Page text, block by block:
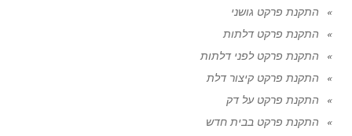
התקנת פרקט גושני
התקנת פרקט דלתות
התקנת פרקט לפני דלתות
התקנת פרקט קיצור דלת
התקנת פרקט על דק
התקנת פרקט בבית חדש